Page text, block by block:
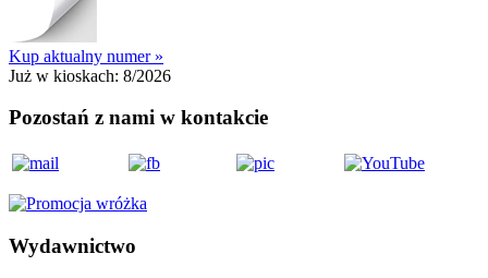
Kup aktualny numer »
Już w kioskach: 8/2026
Pozostań z nami w kontakcie
Wydawnictwo